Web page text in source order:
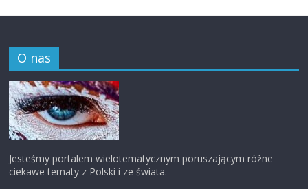
O nas
Jesteśmy portalem wielotematycznym poruszającym różne
ciekawe tematy z Polski i ze świata.